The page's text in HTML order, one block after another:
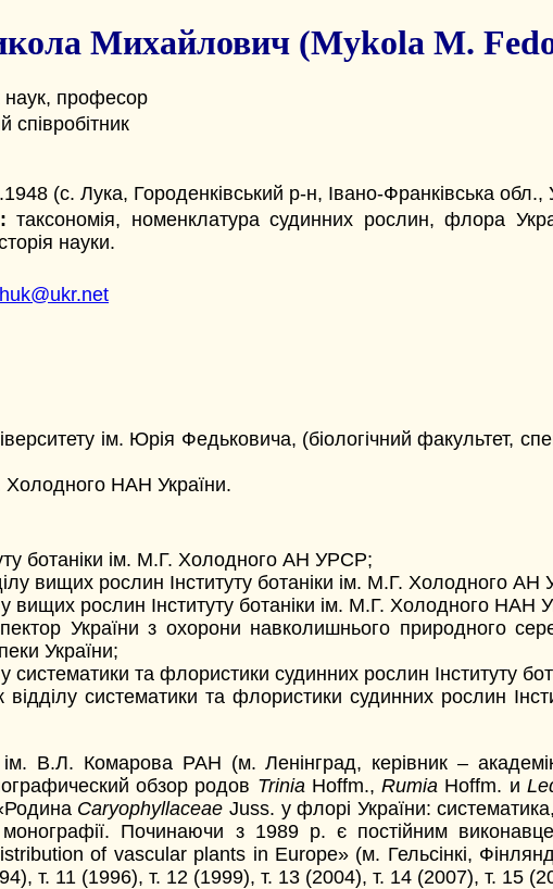
Михайлович (Mykola M.
наук, професор
співробітник
(с. Лука, Городенківський р-н, Івано-Франківська обл.,
таксономія, номенклатура судинних рослин, флора
науки.
ім. Юрія Федьковича, (біологічний факультет,
Холодного НАН України.
ботаніки ім. М.Г. Холодного АН УРСР;
вищих рослин Інституту ботаніки ім. М.Г. Холодного
вищих рослин Інституту ботаніки ім. М.Г. Холодного НАН
України з охорони навколишнього природного
України;
систематики та флористики судинних рослин Інституту
відділу систематики та флористики судинних рослин
ім. В.Л. Комарова РАН (м. Ленінград, керівник –
обзор родов Trinia Hoffm.,Rumia Hoffm. и
Сaryophyllaceae Juss. у флорі України:
Починаючи з 1989 р. є постійним
of vascular plants in Europe» (м. Гельсінкі,
т. 11 (1996), т. 12 (1999), т. 13 (2004), т. 14 (2007), т. 15